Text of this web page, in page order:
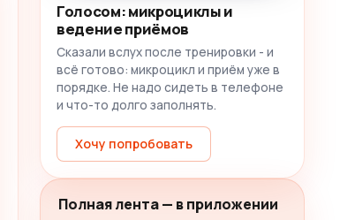
Голосом: микроциклы и
ведение приёмов
Сказали вслух после тренировки - и
всё готово: микроцикл и приём уже в
порядке. Не надо сидеть в телефоне
и что-то долго заполнять.
Хочу попробовать
Полная лента — в приложении